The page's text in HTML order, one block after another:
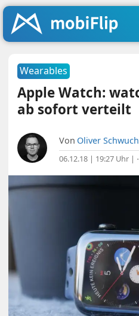
Wearables
Apple Watch:
ab sofort verteilt
Von Oliver
06.12.18 | 19:27 Uhr |